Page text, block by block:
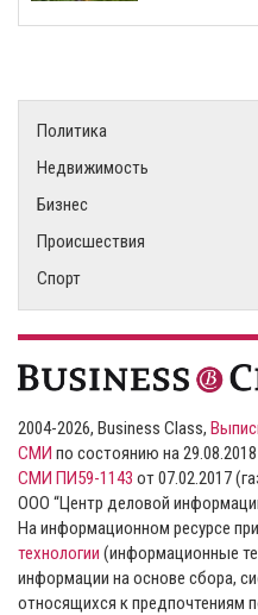
Политика
Недвижимость
Бизнес
Происшествия
Спорт
2004-2026, Business Class,
СМИ по состоянию на
СМИ ПИ59-1143 от 07.02.2017
ООО “Центр деловой
На информационном ресурсе
технологии (информационные
информации на основе сбора,
относящихся к предпочтениям